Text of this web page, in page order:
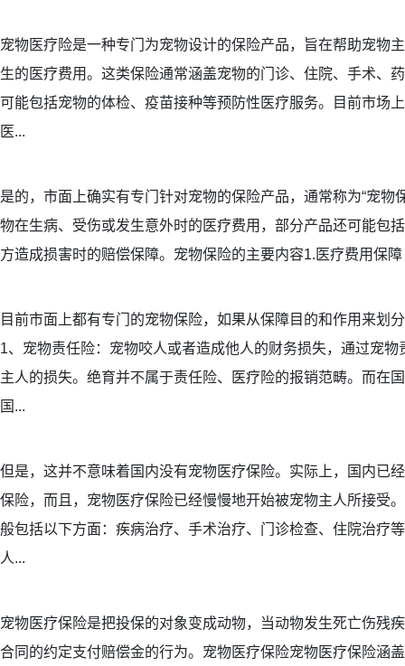
宠物医疗险是一种专门为宠物设计的保险产品，旨在帮助宠物
生的医疗费用。这类保险通常涵盖宠物的门诊、住院、手术、
可能包括宠物的体检、疫苗接种等预防性医疗服务。目前市场
医...
是的，市面上确实有专门针对宠物的保险产品，通常称为“宠物
物在生病、受伤或发生意外时的医疗费用，部分产品还可能包
方造成损害时的赔偿保障。宠物保险的主要内容1.医疗费用保
目前市面上都有专门的宠物保险，如果从保障目的和作用来划
1、宠物责任险：宠物咬人或者造成他人的财务损失，通过宠
主人的损失。绝育并不属于责任险、医疗险的报销范畴。而在
国...
但是，这并不意味着国内没有宠物医疗保险。实际上，国内已
保险，而且，宠物医疗保险已经慢慢地开始被宠物主人所接受
般包括以下方面：疾病治疗、手术治疗、门诊检查、住院治疗
人...
宠物医疗保险是把投保的对象变成动物，当动物发生死亡伤残
合同的约定支付赔偿金的行为。宠物医疗保险宠物医疗保险涵